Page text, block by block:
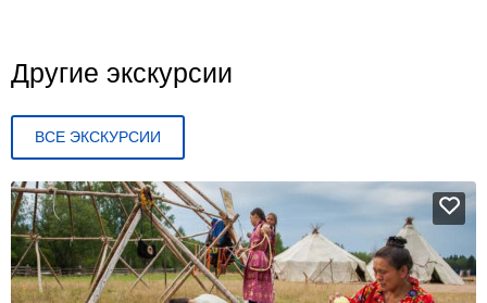
Другие экскурсии
ВСЕ ЭКСКУРСИИ